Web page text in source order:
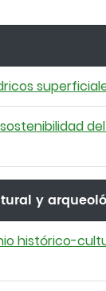
y
histórico-